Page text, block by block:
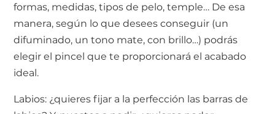
formas, medidas, tipos de pelo, temple… De esa
manera, según lo que desees conseguir (un
difuminado, un tono mate, con brillo…) podrás
elegir el pincel que te proporcionará el acabado
ideal.
Labios: ¿quieres fijar a la perfección las barras de